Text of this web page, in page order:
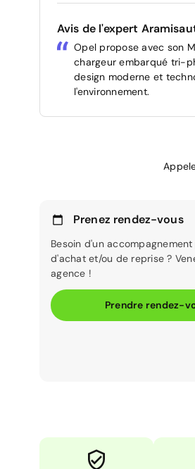
Avis de l'expert
Opel propose avec son
chargeur embarqué tri-
design moderne et
l'environnement.
Prenez rendez-vous
Besoin d'un
d'achat et/ou de reprise ?
agence !
Prendre rendez-